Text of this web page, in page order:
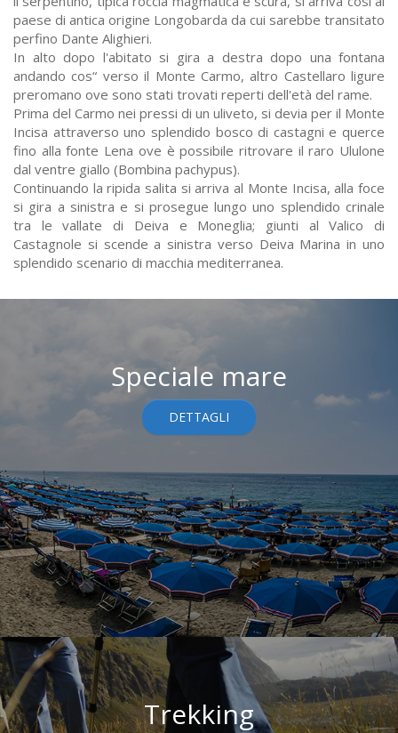
paese di antica origine Longobarda da cui sarebbe transitato
perfino Dante Alighieri.
In alto dopo l'abitato si gira a destra dopo una fontana
andando cos“ verso il Monte Carmo, altro Castellaro ligure
preromano ove sono stati trovati reperti dell'età del rame.
Prima del Carmo nei pressi di un uliveto, si devia per il Monte
Incisa attraverso uno splendido bosco di castagni e querce
fino alla fonte Lena ove è possibile ritrovare il raro Ululone
dal ventre giallo (Bombina pachypus).
Continuando la ripida salita si arriva al Monte Incisa, alla foce
si gira a sinistra e si prosegue lungo uno splendido crinale
tra le vallate di Deiva e Moneglia; giunti al Valico di
Castagnole si scende a sinistra verso Deiva Marina in uno
splendido scenario di macchia mediterranea.
Speciale mare
DETTAGLI
Trekking